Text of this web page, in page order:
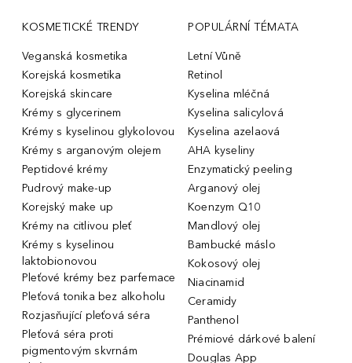
KOSMETICKÉ TRENDY
Veganská kosmetika
Korejská kosmetika
Korejská skincare
Krémy s glycerinem
Krémy s kyselinou glykolovou
Krémy s arganovým olejem
Peptidové krémy
Pudrový make-up
Korejský make up
Krémy na citlivou pleť
Krémy s kyselinou
laktobionovou
Pleťové krémy bez parfemace
Pleťová tonika bez alkoholu
Rozjasňující pleťová séra
Pleťová séra proti
pigmentovým skvrnám
POPULÁRNÍ TÉMATA
Letní Vůně
Retinol
Kyselina mléčná
Kyselina salicylová
Kyselina azelaová
AHA kyseliny
Enzymatický peeling
Arganový olej
Koenzym Q10
Mandlový olej
Bambucké máslo
Kokosový olej
Niacinamid
Ceramidy
Panthenol
Prémiové dárkové balení
Douglas App